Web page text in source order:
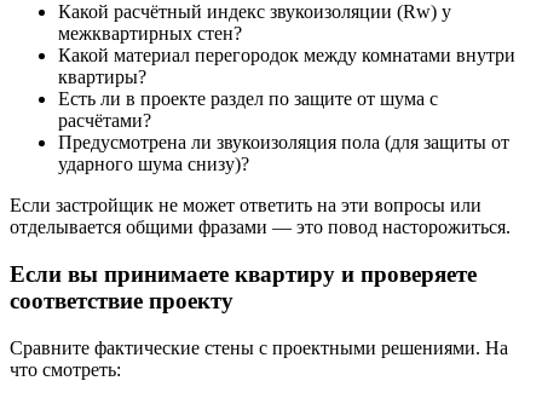
Какой расчётный индекс звукоизоляции (Rw) у
межквартирных стен?
Какой материал перегородок между комнатами внутри
квартиры?
Есть ли в проекте раздел по защите от шума с
расчётами?
Предусмотрена ли звукоизоляция пола (для защиты от
ударного шума снизу)?
Если застройщик не может ответить на эти вопросы или
отделывается общими фразами — это повод насторожиться.
Если вы принимаете квартиру и проверяете
соответствие проекту
Сравните фактические стены с проектными решениями. На
что смотреть: